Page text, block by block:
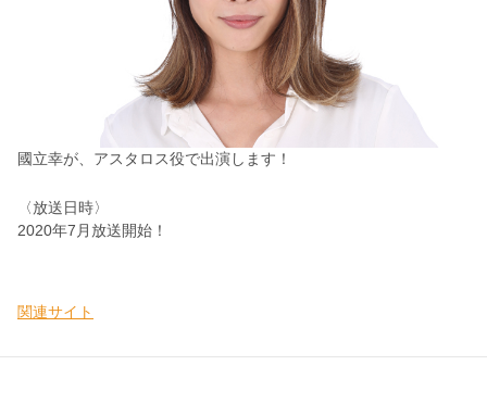
國立幸が、アスタロス役で出演します！
〈放送日時〉
2020年7月放送開始！
関連サイト